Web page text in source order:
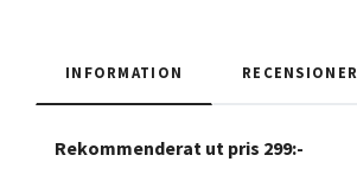
INFORMATION RECENSIONER
Rekommenderat ut pris 299:-